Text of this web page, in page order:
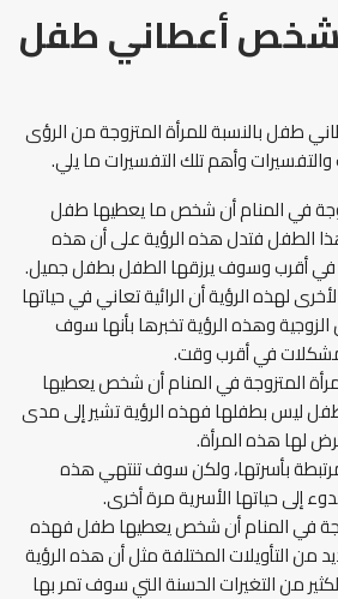
شخص أعطاني طفل
طفل بالنسبة للمرأة المتزوجة من الرؤى
والتفسيرات وأهم تلك التفسيرات ما يلي.
في المنام أن شخص ما يعطيها طفل
الطفل فتدل هذه الرؤية على أن هذه
أقرب وسوف يرزقها الطفل بطفل جميل.
لهذه الرؤية أن الرائية تعاني في حياتها
وهذه الرؤية تخبرها بأنها سوف
في أقرب وقت.
المتزوجة في المنام أن شخص يعطيها
ليس بطفلها فهذه الرؤية تشير إلى مدى
لها هذه المرأة.
بأسرتها، ولكن سوف تنتهي هذه
إلى حياتها الأسرية مرة أخرى.
في المنام أن شخص يعطيها طفل فهذه
من التأويلات المختلفة مثل أن هذه الرؤية
من التغيرات الحسنة التي سوف تمر بها